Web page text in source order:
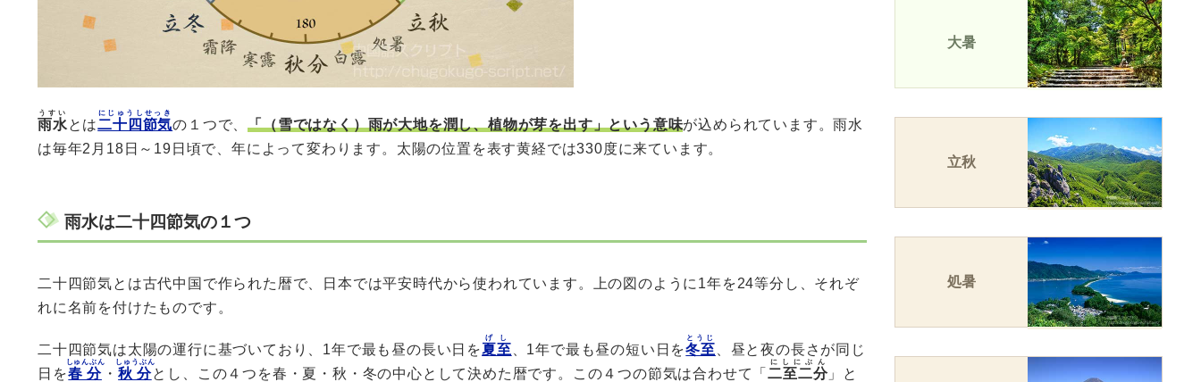
雨水
うすい
とは二十四節気
にじゅうしせっき
の１つで、「（雪ではなく）雨が大地を潤し、植物が芽を出す」という意味が込められています。雨水
は毎年2月18日～19日頃で、年によって変わります。太陽の位置を表す黄経では330度に来ています。
雨水は二十四節気の１つ
二十四節気とは古代中国で作られた暦で、日本では平安時代から使われています。上の図のように1年を24等分し、それぞ
れに名前を付けたものです。
二十四節気は太陽の運行に基づいており、1年で最も昼の長い日を夏至
げし
、1年で最も昼の短い日を冬至
とうじ
、昼と夜の長さが同じ
日を春分
しゅんぶん
・ 秋分
しゅうぶん
とし、この４つを春・夏・秋・冬の中心として決めた暦です。この４つの節気は合わせて「二至二分
にしにぶん
」と
大暑
立秋
処暑